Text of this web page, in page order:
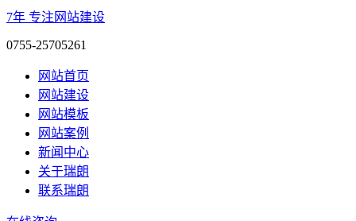
7年 专注网站建设
0755-25705261
网站首页
网站建设
网站模板
网站案例
新闻中心
关于瑞朗
联系瑞朗